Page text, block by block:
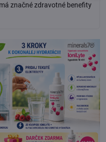
značné zdravotné benefity